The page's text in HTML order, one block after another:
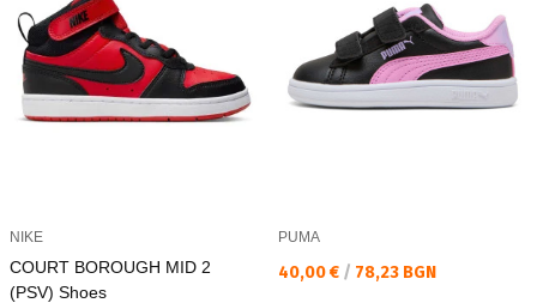
NIKE
COURT BOROUGH MID 2
(PSV) Shoes
PUMA
Текуща цена:
40,00 € / 78,23 BGN